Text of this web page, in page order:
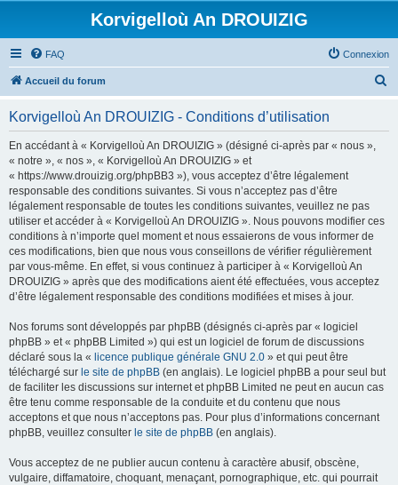
Korvigelloù An DROUIZIG
FAQ Connexion
Accueil du forum
Korvigelloù An DROUIZIG - Conditions d’utilisation
En accédant à « Korvigelloù An DROUIZIG » (désigné ci-après par « nous »,
« notre », « nos », « Korvigelloù An DROUIZIG » et
« https://www.drouizig.org/phpBB3 »), vous acceptez d’être légalement
responsable des conditions suivantes. Si vous n’acceptez pas d’être
légalement responsable de toutes les conditions suivantes, veuillez ne pas
utiliser et accéder à « Korvigelloù An DROUIZIG ». Nous pouvons modifier ces
conditions à n’importe quel moment et nous essaierons de vous informer de
ces modifications, bien que nous vous conseillons de vérifier régulièrement
par vous-même. En effet, si vous continuez à participer à « Korvigelloù An
DROUIZIG » après que des modifications aient été effectuées, vous acceptez
d’être légalement responsable des conditions modifiées et mises à jour.
Nos forums sont développés par phpBB (désignés ci-après par « logiciel
phpBB » et « phpBB Limited ») qui est un logiciel de forum de discussions
déclaré sous la « licence publique générale GNU 2.0 » et qui peut être
téléchargé sur le site de phpBB (en anglais). Le logiciel phpBB a pour seul but
de faciliter les discussions sur internet et phpBB Limited ne peut en aucun cas
être tenu comme responsable de la conduite et du contenu que nous
acceptons et que nous n’acceptons pas. Pour plus d’informations concernant
phpBB, veuillez consulter le site de phpBB (en anglais).
Vous acceptez de ne publier aucun contenu à caractère abusif, obscène,
vulgaire, diffamatoire, choquant, menaçant, pornographique, etc. qui pourrait